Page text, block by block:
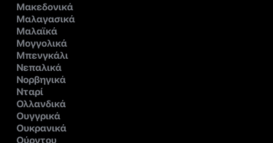
Μακεδονικά
Μαλαγασικά
Μαλαϊκά
Μογγολικά
Μπενγκάλι
Νεπαλικά
Νορβηγικά
Νταρί
Ολλανδικά
Ουγγρικά
Ουκρανικά
Ούρντου